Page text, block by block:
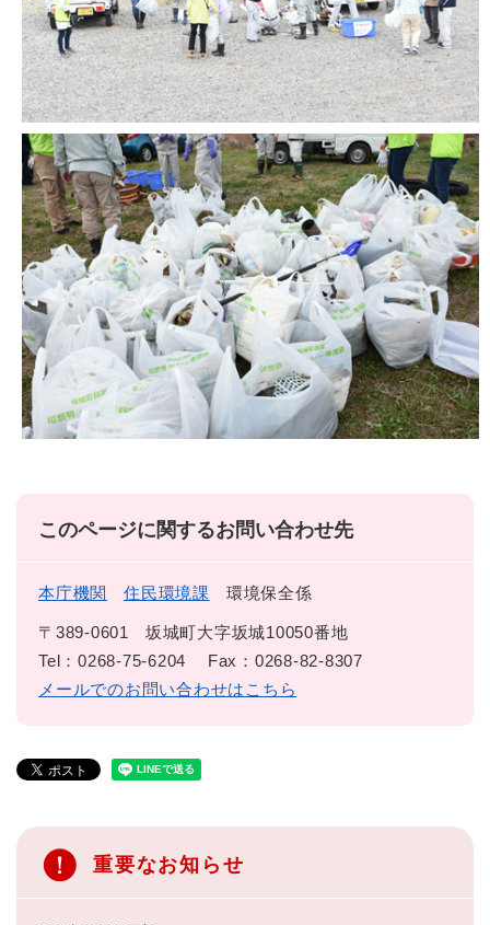
このページに関するお問い合わせ先
本庁機関 住民環境課 環境保全係
〒389-0601
坂城町大字坂城10050番地
Tel：0268-75-6204
Fax：0268-82-8307
メールでのお問い合わせはこちら
重要なお知らせ